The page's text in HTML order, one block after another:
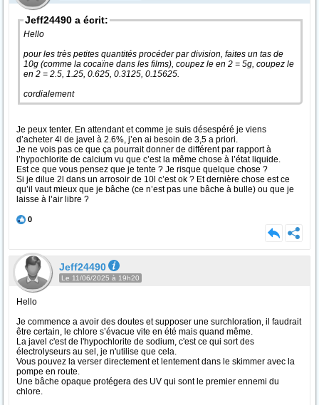
Jeff24490 a écrit:
Hello
pour les très petites quantités procéder par division, faites un tas de
10g (comme la cocaïne dans les films), coupez le en 2 = 5g, coupez le
en 2 = 2.5, 1.25, 0.625, 0.3125, 0.15625.
cordialement
Je peux tenter. En attendant et comme je suis désespéré je viens
d’acheter 4l de javel à 2.6%, j’en ai besoin de 3,5 a priori.
Je ne vois pas ce que ça pourrait donner de différent par rapport à
l’hypochlorite de calcium vu que c’est la même chose à l’état liquide.
Est ce que vous pensez que je tente ? Je risque quelque chose ?
Si je dilue 2l dans un arrosoir de 10l c’est ok ? Et dernière chose est ce
qu’il vaut mieux que je bâche (ce n’est pas une bâche à bulle) ou que je
laisse à l’air libre ?
0
Jeff24490
Le 11/06/2025 à 19h20
Hello
Je commence a avoir des doutes et supposer une surchloration, il faudrait
être certain, le chlore s’évacue vite en été mais quand même.
La javel c'est de l'hypochlorite de sodium, c'est ce qui sort des
électrolyseurs au sel, je n'utilise que cela.
Vous pouvez la verser directement et lentement dans le skimmer avec la
pompe en route.
Une bâche opaque protégera des UV qui sont le premier ennemi du
chlore.